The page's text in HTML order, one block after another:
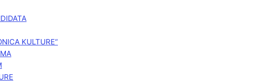
KULTURE“